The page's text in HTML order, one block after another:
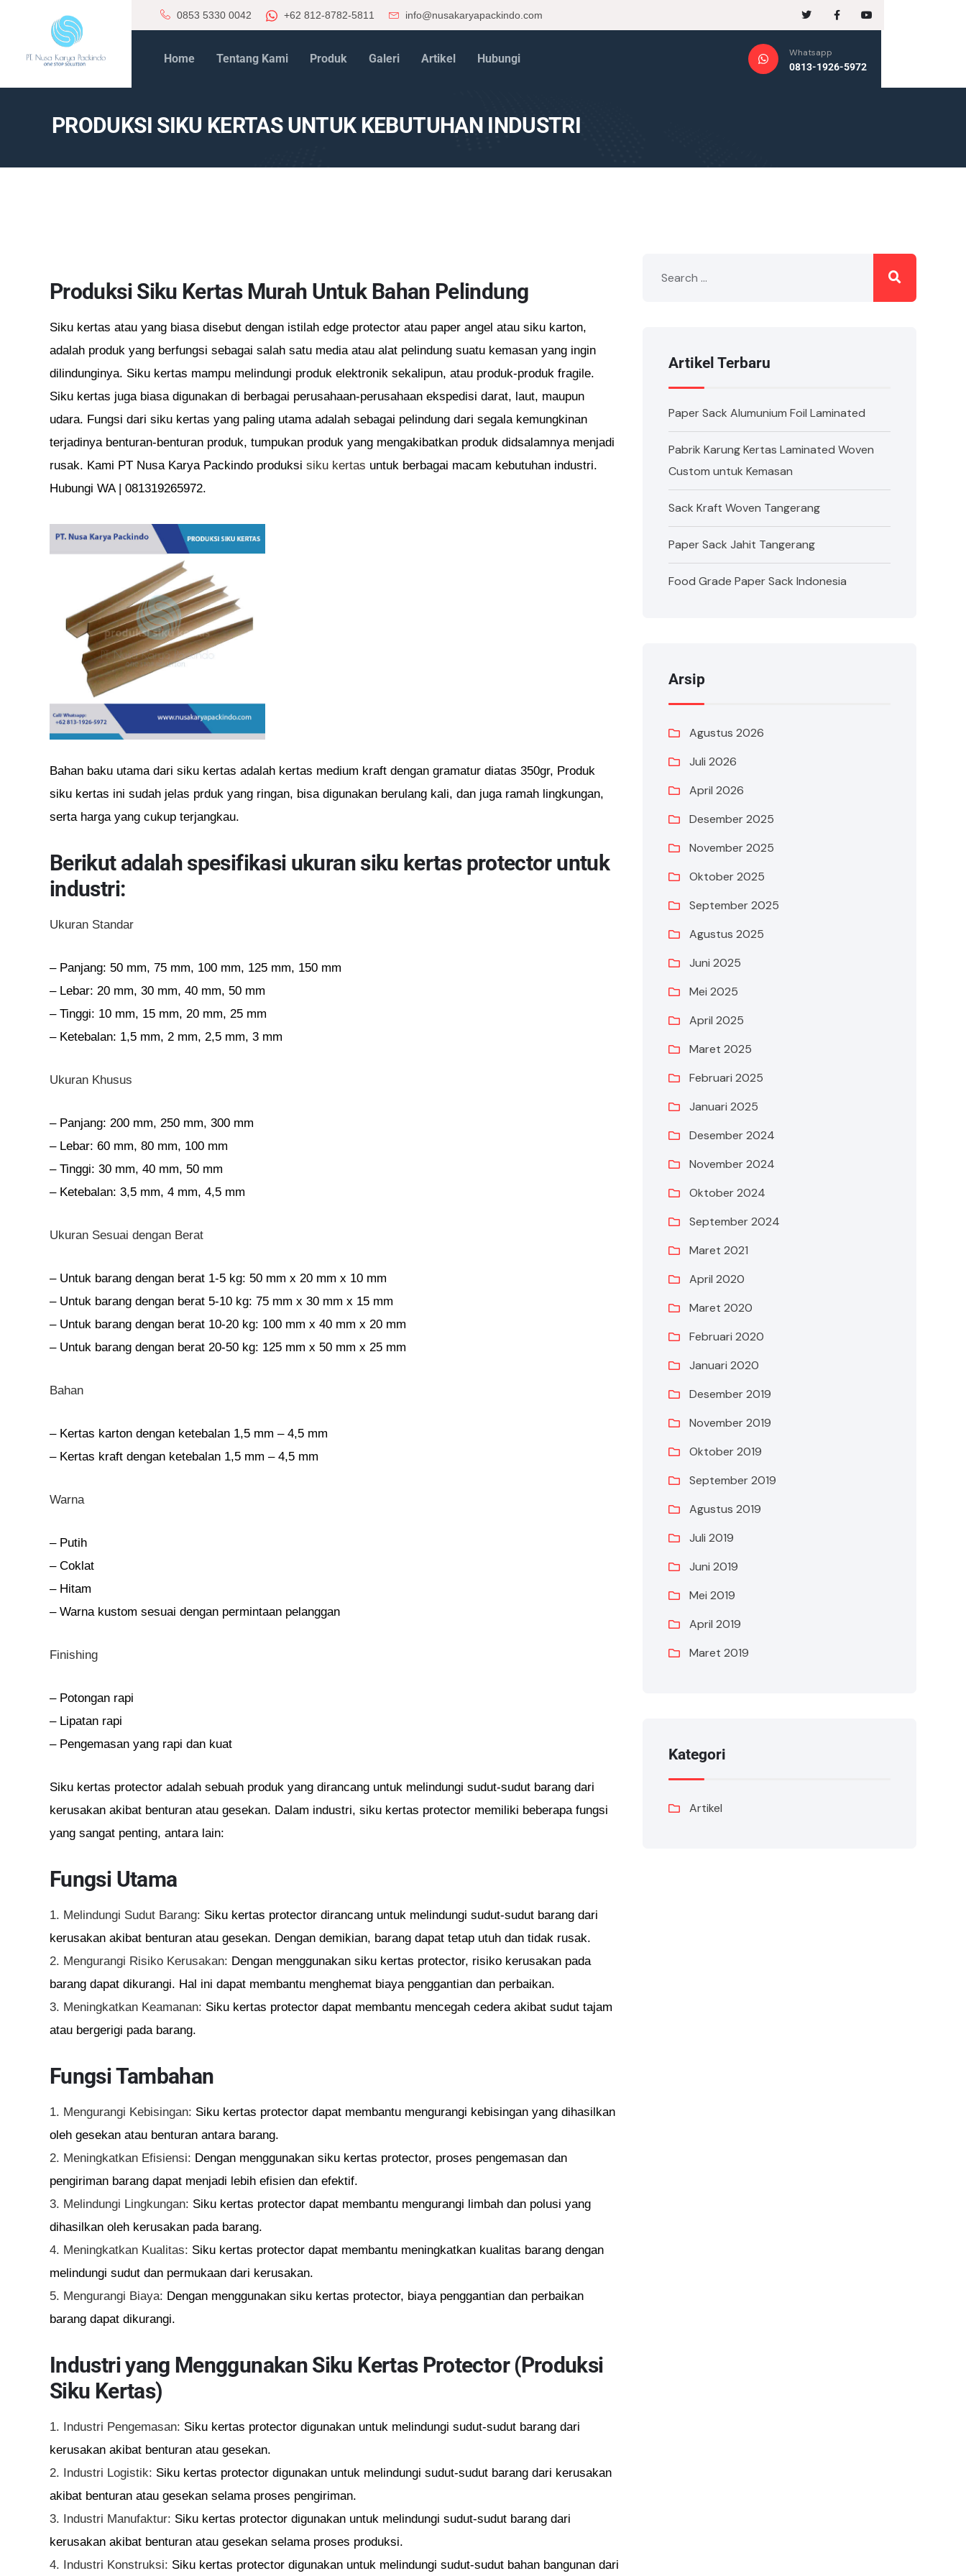
0853 5330 0042 +62 812-8782-5811 info@nusakaryapackindo.com
Home Tentang Kami Produk Galeri Artikel Hubungi
Whatsapp
0813-1926-5972
PRODUKSI SIKU KERTAS UNTUK KEBUTUHAN INDUSTRI
Produksi Siku Kertas Murah Untuk Bahan Pelindung
Siku kertas atau yang biasa disebut dengan istilah edge protector atau paper angel atau siku karton,
adalah produk yang berfungsi sebagai salah satu media atau alat pelindung suatu kemasan yang ingin
dilindunginya. Siku kertas mampu melindungi produk elektronik sekalipun, atau produk-produk fragile.
Siku kertas juga biasa digunakan di berbagai perusahaan-perusahaan ekspedisi darat, laut, maupun
udara. Fungsi dari siku kertas yang paling utama adalah sebagai pelindung dari segala kemungkinan
terjadinya benturan-benturan produk, tumpukan produk yang mengakibatkan produk didsalamnya menjadi
rusak. Kami PT Nusa Karya Packindo produksi siku kertas untuk berbagai macam kebutuhan industri.
Hubungi WA | 081319265972.
Bahan baku utama dari siku kertas adalah kertas medium kraft dengan gramatur diatas 350gr, Produk
siku kertas ini sudah jelas prduk yang ringan, bisa digunakan berulang kali, dan juga ramah lingkungan,
serta harga yang cukup terjangkau.
Berikut adalah spesifikasi ukuran siku kertas protector untuk
industri:
Ukuran Standar
– Panjang: 50 mm, 75 mm, 100 mm, 125 mm, 150 mm
– Lebar: 20 mm, 30 mm, 40 mm, 50 mm
– Tinggi: 10 mm, 15 mm, 20 mm, 25 mm
– Ketebalan: 1,5 mm, 2 mm, 2,5 mm, 3 mm
Ukuran Khusus
– Panjang: 200 mm, 250 mm, 300 mm
– Lebar: 60 mm, 80 mm, 100 mm
– Tinggi: 30 mm, 40 mm, 50 mm
– Ketebalan: 3,5 mm, 4 mm, 4,5 mm
Ukuran Sesuai dengan Berat
– Untuk barang dengan berat 1-5 kg: 50 mm x 20 mm x 10 mm
– Untuk barang dengan berat 5-10 kg: 75 mm x 30 mm x 15 mm
– Untuk barang dengan berat 10-20 kg: 100 mm x 40 mm x 20 mm
– Untuk barang dengan berat 20-50 kg: 125 mm x 50 mm x 25 mm
Bahan
– Kertas karton dengan ketebalan 1,5 mm – 4,5 mm
– Kertas kraft dengan ketebalan 1,5 mm – 4,5 mm
Warna
– Putih
– Coklat
– Hitam
– Warna kustom sesuai dengan permintaan pelanggan
Finishing
– Potongan rapi
– Lipatan rapi
– Pengemasan yang rapi dan kuat
Siku kertas protector adalah sebuah produk yang dirancang untuk melindungi sudut-sudut barang dari
kerusakan akibat benturan atau gesekan. Dalam industri, siku kertas protector memiliki beberapa fungsi
yang sangat penting, antara lain:
Fungsi Utama
1. Melindungi Sudut Barang: Siku kertas protector dirancang untuk melindungi sudut-sudut barang dari
kerusakan akibat benturan atau gesekan. Dengan demikian, barang dapat tetap utuh dan tidak rusak.
2. Mengurangi Risiko Kerusakan: Dengan menggunakan siku kertas protector, risiko kerusakan pada
barang dapat dikurangi. Hal ini dapat membantu menghemat biaya penggantian dan perbaikan.
3. Meningkatkan Keamanan: Siku kertas protector dapat membantu mencegah cedera akibat sudut tajam
atau bergerigi pada barang.
Fungsi Tambahan
1. Mengurangi Kebisingan: Siku kertas protector dapat membantu mengurangi kebisingan yang dihasilkan
oleh gesekan atau benturan antara barang.
2. Meningkatkan Efisiensi: Dengan menggunakan siku kertas protector, proses pengemasan dan
pengiriman barang dapat menjadi lebih efisien dan efektif.
3. Melindungi Lingkungan: Siku kertas protector dapat membantu mengurangi limbah dan polusi yang
dihasilkan oleh kerusakan pada barang.
4. Meningkatkan Kualitas: Siku kertas protector dapat membantu meningkatkan kualitas barang dengan
melindungi sudut dan permukaan dari kerusakan.
5. Mengurangi Biaya: Dengan menggunakan siku kertas protector, biaya penggantian dan perbaikan
barang dapat dikurangi.
Industri yang Menggunakan Siku Kertas Protector (Produksi
Siku Kertas)
1. Industri Pengemasan: Siku kertas protector digunakan untuk melindungi sudut-sudut barang dari
kerusakan akibat benturan atau gesekan.
2. Industri Logistik: Siku kertas protector digunakan untuk melindungi sudut-sudut barang dari kerusakan
akibat benturan atau gesekan selama proses pengiriman.
3. Industri Manufaktur: Siku kertas protector digunakan untuk melindungi sudut-sudut barang dari
kerusakan akibat benturan atau gesekan selama proses produksi.
4. Industri Konstruksi: Siku kertas protector digunakan untuk melindungi sudut-sudut bahan bangunan dari
Artikel Terbaru
Paper Sack Alumunium Foil Laminated
Pabrik Karung Kertas Laminated Woven
Custom untuk Kemasan
Sack Kraft Woven Tangerang
Paper Sack Jahit Tangerang
Food Grade Paper Sack Indonesia
Arsip
Agustus 2026
Juli 2026
April 2026
Desember 2025
November 2025
Oktober 2025
September 2025
Agustus 2025
Juni 2025
Mei 2025
April 2025
Maret 2025
Februari 2025
Januari 2025
Desember 2024
November 2024
Oktober 2024
September 2024
Maret 2021
April 2020
Maret 2020
Februari 2020
Januari 2020
Desember 2019
November 2019
Oktober 2019
September 2019
Agustus 2019
Juli 2019
Juni 2019
Mei 2019
April 2019
Maret 2019
Kategori
Artikel